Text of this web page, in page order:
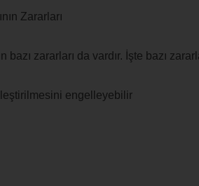
Zararları
zararları da vardır. İşte bazı
engelleyebilir